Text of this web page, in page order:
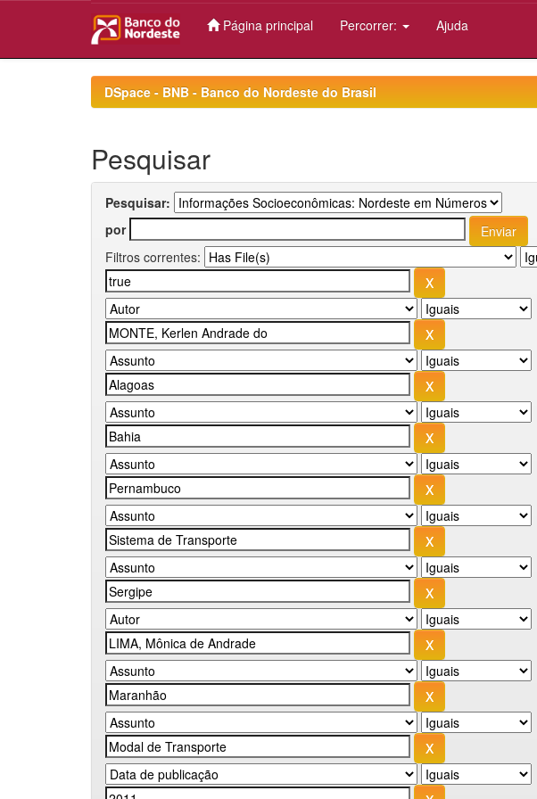
Página principal Percorrer: Ajuda
DSpace - BNB - Banco do Nordeste do Brasil
Pesquisar
Pesquisar:
por
Filtros correntes: